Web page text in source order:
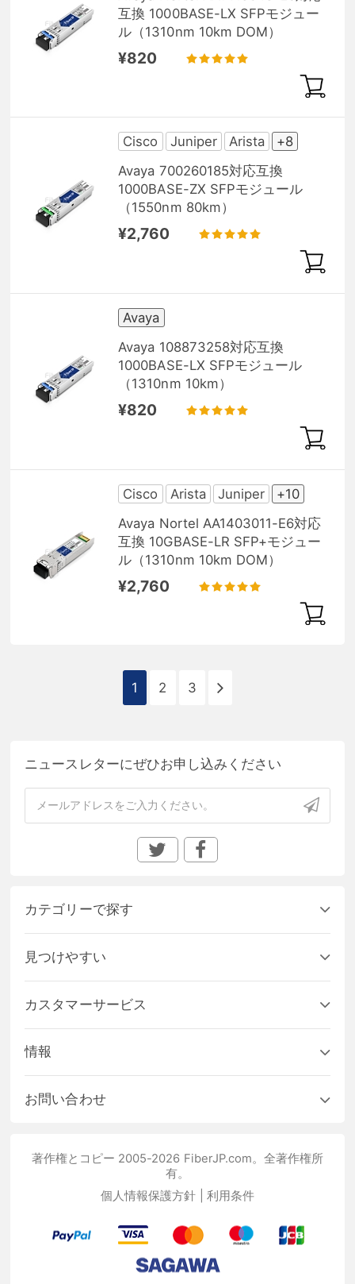
互換 1000BASE-LX SFPモジュー
ル（1310nm 10km DOM）
¥820
Cisco Juniper Arista
+8
Avaya 700260185対応互換
1000BASE-ZX SFPモジュール
（1550nm 80km）
¥2,760
Avaya
Avaya 108873258対応互換
1000BASE-LX SFPモジュール
（1310nm 10km）
¥820
Cisco Arista Juniper
+10
Avaya Nortel AA1403011-E6対応
互換 10GBASE-LR SFP+モジュー
ル（1310nm 10km DOM）
¥2,760
1 2 3
ニュースレターにぜひお申し込みください
カテゴリーで探す
見つけやすい
カスタマーサービス
情報
お問い合わせ
著作権とコピー 2005-2026 FiberJP.com。全著作権所
有。
個人情報保護方針
利用条件